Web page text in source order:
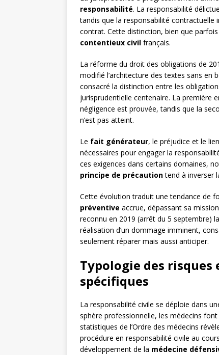
responsabilité. La responsabilité
tandis que la responsabilité contractuelle
contrat. Cette distinction, bien que
contentieux civil français.
La réforme du droit des obligations de
modifié l’architecture des textes sans en
consacré la distinction entre les
jurisprudentielle centenaire. La première
négligence est prouvée, tandis que la
n’est pas atteint.
Le fait générateur, le préjudice et le
nécessaires pour engager la
ces exigences dans certains domaines,
principe de précautiontend à inverser
Cette évolution traduit une tendance de
préventive accrue, dépassant sa
reconnu en 2019 (arrêt du 5 septembre)
réalisation d’un dommage imminent,
seulement réparer mais aussi anticiper.
Typologie des risques
spécifiques
La responsabilité civile se déploie dans
sphère professionnelle, les médecins
statistiques de l’Ordre des médecins
procédure en responsabilité civile au
développement de la médecine